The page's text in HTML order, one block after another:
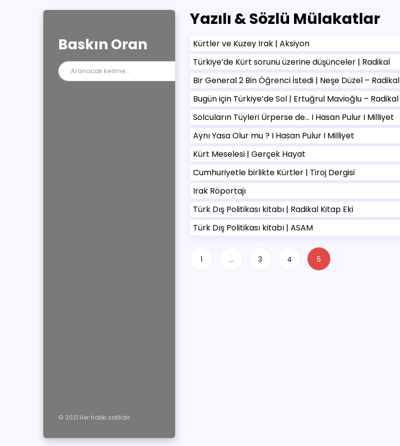
Baskın Oran
© 2021 Her hakkı saklıdır.
Yazılı & Sözlü Mülakatlar
Kürtler ve Kuzey Irak | Aksiyon
Türkiye’de Kürt sorunu üzerine düşünceler | Radikal
Bir General 2 Bin Öğrenci İstedi | Neşe Düzel – Radikal
Bugün için Türkiye’de Sol | Ertuğrul Mavioğlu – Radikal
Solcuların Tüyleri Ürperse de… I Hasan Pulur I Milliyet
Aynı Yasa Olur mu ? I Hasan Pulur I Milliyet
Kürt Meselesi | Gerçek Hayat
Cumhuriyetle birlikte Kürtler | Tiroj Dergisi
Irak Röportajı
Türk Dış Politikası kitabı | Radikal Kitap Eki
Türk Dış Politikası kitabı | ASAM
1 … 3 4 5